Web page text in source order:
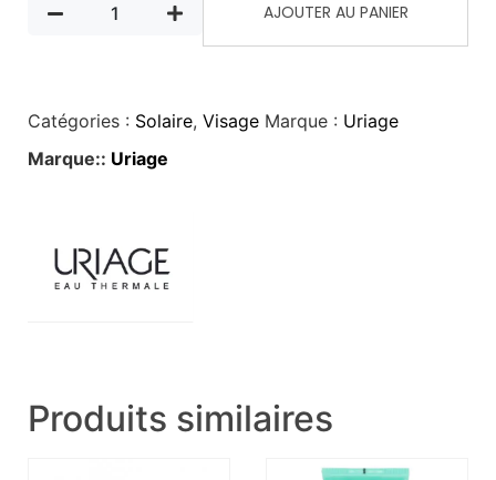
AJOUTER AU PANIER
Catégories : Solaire, Visage Marque : Uriage
Marque:: Uriage
Produits similaires